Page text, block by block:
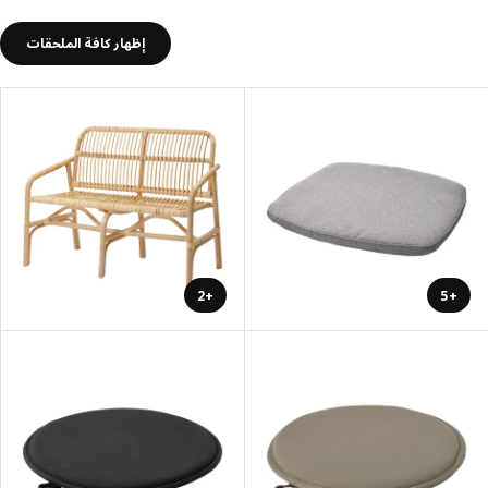
إظهار كافة الملحقات
+5
+2